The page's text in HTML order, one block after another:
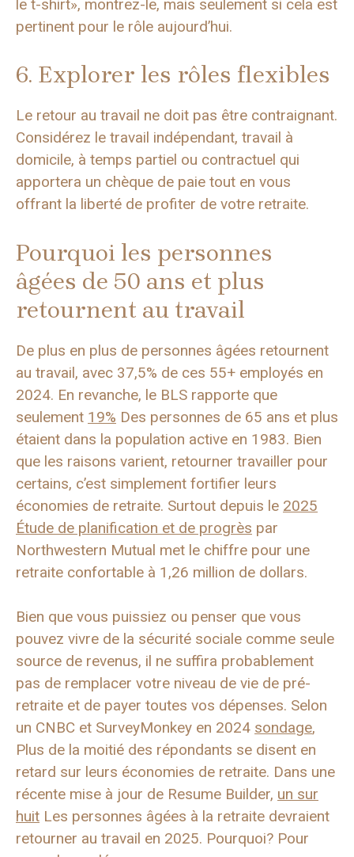
le t-shirt», montrez-le, mais seulement si cela est
pertinent pour le rôle aujourd’hui.
6. Explorer les rôles flexibles
Le retour au travail ne doit pas être contraignant.
Considérez le travail indépendant, travail à
domicile, à temps partiel ou contractuel qui
apportera un chèque de paie tout en vous
offrant la liberté de profiter de votre retraite.
Pourquoi les personnes
âgées de 50 ans et plus
retournent au travail
De plus en plus de personnes âgées retournent
au travail, avec 37,5% de ces 55+ employés en
2024. En revanche, le BLS rapporte que
seulement 19% Des personnes de 65 ans et plus
étaient dans la population active en 1983. Bien
que les raisons varient, retourner travailler pour
certains, c’est simplement fortifier leurs
économies de retraite. Surtout depuis le 2025
Étude de planification et de progrès par
Northwestern Mutual met le chiffre pour une
retraite confortable à 1,26 million de dollars.
Bien que vous puissiez ou penser que vous
pouvez vivre de la sécurité sociale comme seule
source de revenus, il ne suffira probablement
pas de remplacer votre niveau de vie de pré-
retraite et de payer toutes vos dépenses. Selon
un CNBC et SurveyMonkey en 2024 sondage,
Plus de la moitié des répondants se disent en
retard sur leurs économies de retraite. Dans une
récente mise à jour de Resume Builder, un sur
huit Les personnes âgées à la retraite devraient
retourner au travail en 2025. Pourquoi? Pour